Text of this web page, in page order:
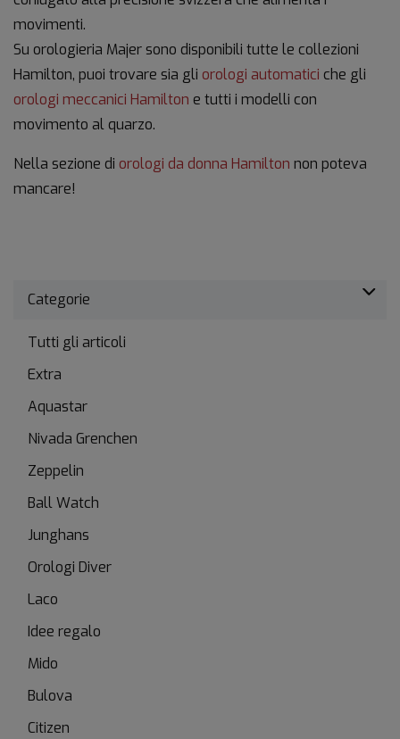
movimenti.
Su orologieria Majer sono disponibili tutte le collezioni
Hamilton, puoi trovare sia gli orologi automatici che gli
orologi meccanici Hamilton e tutti i modelli con
movimento al quarzo.
Nella sezione di orologi da donna Hamilton non poteva
mancare!
Categorie
Tutti gli articoli
Extra
Aquastar
Nivada Grenchen
Zeppelin
Ball Watch
Junghans
Orologi Diver
Laco
Idee regalo
Mido
Bulova
Citizen